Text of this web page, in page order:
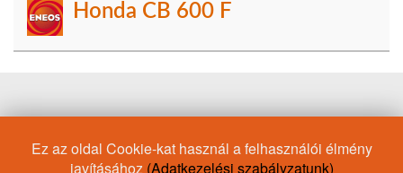
Honda CB 600 F
Motorolaj/B71 2290
15W-50 Racing API CF
10W-50
Ez az oldal Cookie-kat használ a felhasználói élmény
javításához (Adatkezelési szabályzatunk)